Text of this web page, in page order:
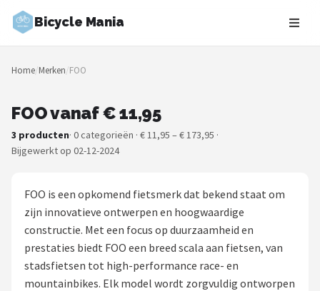
Bicycle Mania
Zoeken
NAVIGATIE
Merken
Fietsroutes
Kinderfietsen
Stadsfietsen
Home/Merken/FOO
FOO vanaf € 11,95
3 producten· 0 categorieën · € 11,95 – € 173,95 ·
Bijgewerkt op 02-12-2024
FOO is een opkomend fietsmerk dat bekend staat om
zijn innovatieve ontwerpen en hoogwaardige
constructie. Met een focus op duurzaamheid en
prestaties biedt FOO een breed scala aan fietsen, van
stadsfietsen tot high-performance race- en
mountainbikes. Elk model wordt zorgvuldig ontworpen